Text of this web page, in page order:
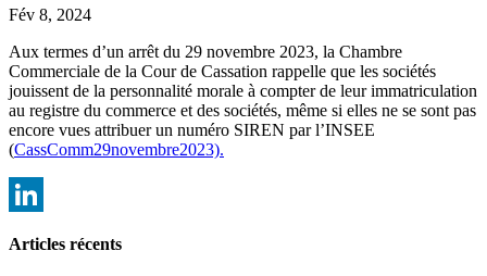
Fév 8, 2024
Aux termes d’un arrêt du 29 novembre 2023, la Chambre
Commerciale de la Cour de Cassation rappelle que les sociétés
jouissent de la personnalité morale à compter de leur immatriculation
au registre du commerce et des sociétés, même si elles ne se sont pas
encore vues attribuer un numéro SIREN par l’INSEE
(CassComm29novembre2023).
Articles récents